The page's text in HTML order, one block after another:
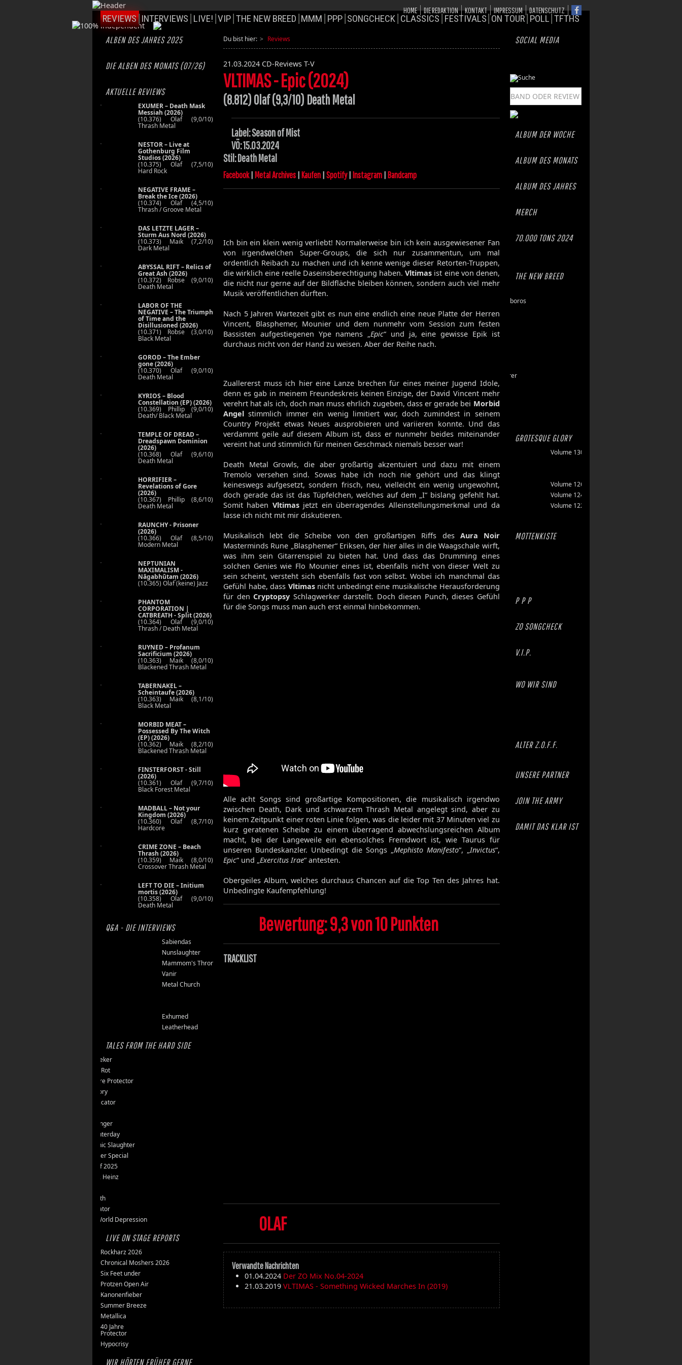
HOME DIE REDAKTION KONTAKT IMPRESSUM DATENSCHUTZ
REVIEWS INTERVIEWS LIVE! VIP THE NEW BREED MMM PPP SONGCHECK CLASSICS FESTIVALS ON TOUR POLL TFTHS
ALBEN DES JAHRES 2025
DIE ALBEN DES MONATS (07/26)
AKTUELLE REVIEWS
EXUMER – Death Mask
Messiah (2026)
(10.376) Olaf (9,0/10)
Thrash Metal
NESTOR – Live at
Gothenburg Film
Studios (2026)
(10.375) Olaf (7,5/10)
Hard Rock
NEGATIVE FRAME –
Break the Ice (2026)
(10.374) Olaf (4,5/10)
Thrash / Groove Metal
DAS LETZTE LAGER –
Sturm Aus Nord (2026)
(10.373) Maik (7,2/10)
Dark Metal
ABYSSAL RIFT – Relics of
Great Ash (2026)
(10.372) Robse (9,0/10)
Death Metal
LABOR OF THE
NEGATIVE – The Triumph
of Time and the
Disillusioned (2026)
(10.371) Robse (3,0/10)
Black Metal
GOROD – The Ember
gone (2026)
(10.370) Olaf (9,0/10)
Death Metal
KYRIOS – Blood
Constellation (EP) (2026)
(10.369) Phillip (9,0/10)
Death/ Black Metal
TEMPLE OF DREAD –
Dreadspawn Dominion
(2026)
(10.368) Olaf (9,6/10)
Death Metal
HORRIFIER –
Revelations of Gore
(2026)
(10.367) Phillip (8,6/10)
Death Metal
RAUNCHY - Prisoner
(2026)
(10.366) Olaf (8,5/10)
Modern Metal
NEPTUNIAN
MAXIMALISM -
Nāgabhūtaṃ (2026)
(10.365) Olaf (keine) Jazz
PHANTOM
CORPORATION |
CATBREATH - Split (2026)
(10.364) Olaf (9,0/10)
Thrash / Death Metal
RUYNED – Profanum
Sacrificium (2026)
(10.363) Maik (8,0/10)
Blackened Thrash Metal
TABERNAKEL –
Scheintaufe (2026)
(10.363) Maik (8,1/10)
Black Metal
MORBID MEAT –
Possessed By The Witch
(EP) (2026)
(10.362) Maik (8,2/10)
Blackened Thrash Metal
FINSTERFORST - Still
(2026)
(10.361) Olaf (9,7/10)
Black Forest Metal
MADBALL – Not your
Kingdom (2026)
(10.360) Olaf (8,7/10)
Hardcore
CRIME ZONE – Beach
Thrash (2026)
(10.359) Maik (8,0/10)
Crossover Thrash Metal
LEFT TO DIE – Initium
mortis (2026)
(10.358) Olaf (9,0/10)
Death Metal
Q&A - DIE INTERVIEWS
Sabiendas
Nunslaughter
Mammom's Throne
Vanir
Metal Church
Exhumed
Leatherhead
TALES FROM THE HARD SIDE
Endseeker
Jungle Rot
40 Jahre Protector
Vomitory
Messticator
Clawfinger
Slaughterday
Teutonic Slaughter
Silvester Special
Best of 2025
Inge & Heinz
Stillbirth
Knorkator
New World Depression
LIVE ON STAGE REPORTS
Rockharz 2026
Die Toten Hosen
Chronical Moshers 2026
Six Feet under
Protzen Open Air
Walpurgisnacht
Kanonenfieber
Summer Breeze
Metallica
40 Jahre
Protector
Hypocrisy
WIR HÖRTEN FRÜHER GERNE
Du bist hier: Reviews
21.03.2024 CD-Reviews T-V
VLTIMAS - Epic (2024)
(8.812) Olaf (9,3/10) Death Metal
Label: Season of Mist
VÖ: 15.03.2024
Stil: Death Metal
Facebook| Metal Archives | Kaufen |Spotify| Instagram | Bandcamp
Ich bin ein klein wenig verliebt! Normalerweise bin ich kein ausgewiesener Fan
von irgendwelchen Super-Groups, die sich nur zusammentun, um mal
ordentlich Reibach zu machen und ich kenne wenige dieser Retorten-Truppen,
die wirklich eine reelle Daseinsberechtigung haben.Vltimas ist eine von denen,
die nicht nur gerne auf der Bildfläche bleiben können, sondern auch viel mehr
Musik veröffentlichen dürften.
Nach 5 Jahren Wartezeit gibt es nun eine endlich eine neue Platte der Herren
Vincent, Blasphemer, Mounier und dem nunmehr vom Session zum festen
Bassisten aufgestiegenen Ype namens „Epic“ und ja, eine gewisse Epik ist
durchaus nicht von der Hand zu weisen. Aber der Reihe nach.
Zuallererst muss ich hier eine Lanze brechen für eines meiner Jugend Idole,
denn es gab in meinem Freundeskreis keinen Einzige, der David Vincent mehr
verehrt hat als ich, doch man muss ehrlich zugeben, dass er gerade bei Morbid
Angel stimmlich immer ein wenig limitiert war, doch zumindest in seinem
Country Projekt etwas Neues ausprobieren und variieren konnte. Und das
verdammt geile auf diesem Album ist, dass er nunmehr beides miteinander
vereint hat und stimmlich für meinen Geschmack niemals besser war!
Death Metal Growls, die aber großartig akzentuiert und dazu mit einem
Tremolo versehen sind. Sowas habe ich noch nie gehört und das klingt
keineswegs aufgesetzt, sondern frisch, neu, vielleicht ein wenig ungewohnt,
doch gerade das ist das Tüpfelchen, welches auf dem „I“ bislang gefehlt hat.
Somit haben Vltimas jetzt ein überragendes Alleinstellungsmerkmal und da
lasse ich nicht mit mir diskutieren.
Musikalisch lebt die Scheibe von den großartigen Riffs des Aura Noir
Masterminds Rune „Blasphemer“ Eriksen, der hier alles in die Waagschale wirft,
was ihm sein Gitarrenspiel zu bieten hat. Und dass das Drumming eines
solchen Genies wie Flo Mounier eines ist, ebenfalls nicht von dieser Welt zu
sein scheint, versteht sich ebenfalls fast von selbst. Wobei ich manchmal das
Gefühl habe, dass Vltimasnicht unbedingt eine musikalische Herausforderung
für denCryptopsy Schlagwerker darstellt. Doch diesen Punch, dieses Gefühl
für die Songs muss man auch erst einmal hinbekommen.
Alle acht Songs sind großartige Kompositionen, die musikalisch irgendwo
zwischen Death, Dark und schwarzem Thrash Metal angelegt sind, aber zu
keinem Zeitpunkt einer roten Linie folgen, was die leider mit 37 Minuten viel zu
kurz geratenen Scheibe zu einem überragend abwechslungsreichen Album
macht, bei der Langeweile ein ebensolches Fremdwort ist, wie Taurus für
unseren Bundeskanzler. Unbedingt die Songs „ Mephisto Manifesto“, „ Invictus“,
Epic“ und „ Exercitus Irae“ antesten.
Obergeiles Album, welches durchaus Chancen auf die Top Ten des Jahres hat.
Unbedingte Kaufempfehlung!
Bewertung: 9,3 von 10 Punkten
TRACKLIST
OLAF
Verwandte Nachrichten
01.04.2024 Der ZO Mix No.04-2024
21.03.2019 VLTIMAS - Something Wicked Marches In (2019)
SOCIAL MEDIA
ALBUM DER WOCHE
ALBUM DES MONATS
ALBUM DES JAHRES
MERCH
70.000 TONS 2024
THE NEW BREED
Dawn of Ouroboros
Toxic Hazard
Gasbrand
Disarray
Grand Devourer
Iron Echo
U.R.N.
Amethyst
GROTESQUE GLORY
Volume 130
Volume 129
Volume 128
Volume 127
Volume 126
Volume 125
Volume 124
Volume 123
Volume 122
MOTTENKISTE
Satan's Host
Damien
Bitch
P P P
ZO SONGCHECK
V.I.P.
WO WIR SIND
ALTER Z.O.F.F.
UNSERE PARTNER
JOIN THE ARMY
DAMIT DAS KLAR IST